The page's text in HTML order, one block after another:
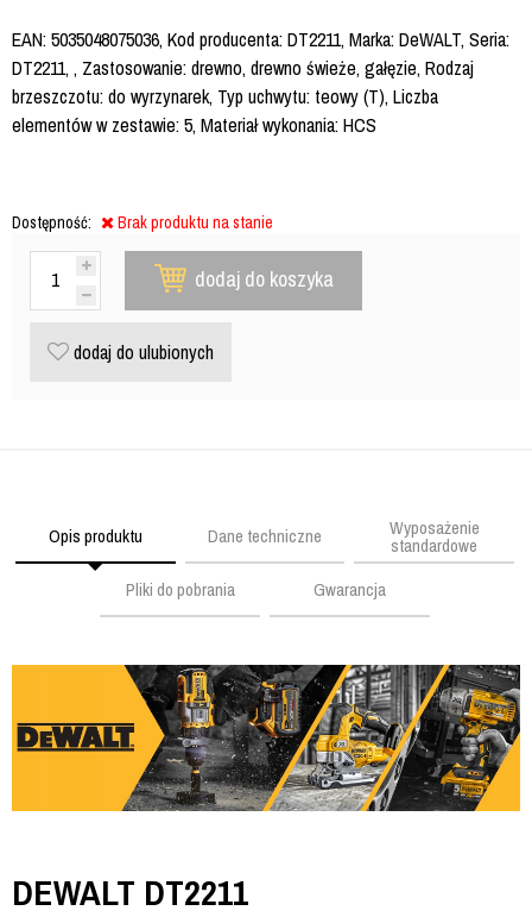
EAN: 5035048075036, Kod producenta: DT2211, Marka: DeWALT, Seria:
DT2211, , Zastosowanie: drewno, drewno świeże, gałęzie, Rodzaj
brzeszczotu: do wyrzynarek, Typ uchwytu: teowy (T), Liczba
elementów w zestawie: 5, Materiał wykonania: HCS
Dostępność: Brak produktu na stanie
dodaj do koszyka
dodaj do ulubionych
Opis produktu Dane techniczne Wyposażenie
standardowe
Pliki do pobrania
Gwarancja
DEWALT DT2211